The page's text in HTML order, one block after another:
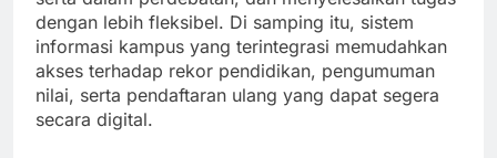
dengan lebih fleksibel. Di samping itu, sistem
informasi kampus yang terintegrasi memudahkan
akses terhadap rekor pendidikan, pengumuman
nilai, serta pendaftaran ulang yang dapat segera
secara digital.